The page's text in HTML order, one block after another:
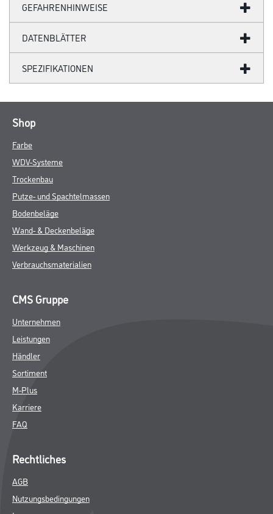
GEFAHRENHINWEISE
DATENBLÄTTER
SPEZIFIKATIONEN
Shop
Farbe
WDV-Systeme
Trockenbau
Putze- und Spachtelmassen
Bodenbeläge
Wand- & Deckenbeläge
Werkzeug & Maschinen
Verbrauchsmaterialien
CMS Gruppe
Unternehmen
Leistungen
Händler
Sortiment
M-Plus
Karriere
FAQ
Rechtliches
AGB
Nutzungsbedingungen